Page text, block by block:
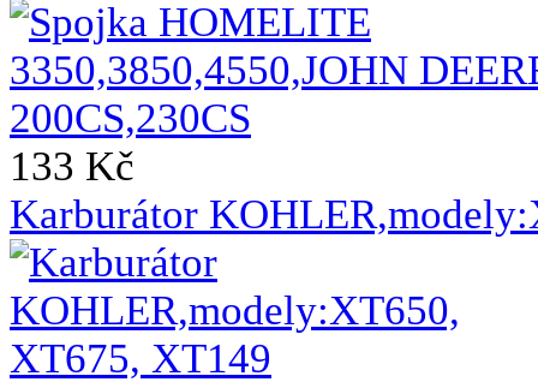
133 Kč
Karburátor